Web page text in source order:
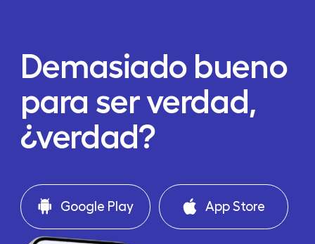
Demasiado bueno
para ser verdad,
¿verdad?
Google Play App Store